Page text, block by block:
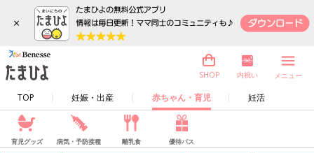
×
TOP 妊娠・出産 赤ちゃん・育児 妊活
SHOP 内祝い メニュー
育児グッズ 病気・予防接種 離乳食 優待パス